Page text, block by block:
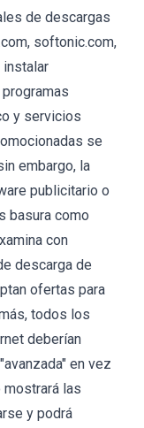
de descargas
softonic.com,
y servicios
se
embargo, la
publicitario o
basura como
con
descarga de
ofertas para
todos los
deberían
en vez
mostrará las
y podrá